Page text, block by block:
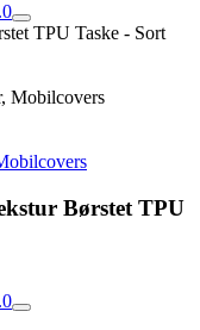
0
TPU Taske - Sort
Mobilcovers
Børstet TPU
0